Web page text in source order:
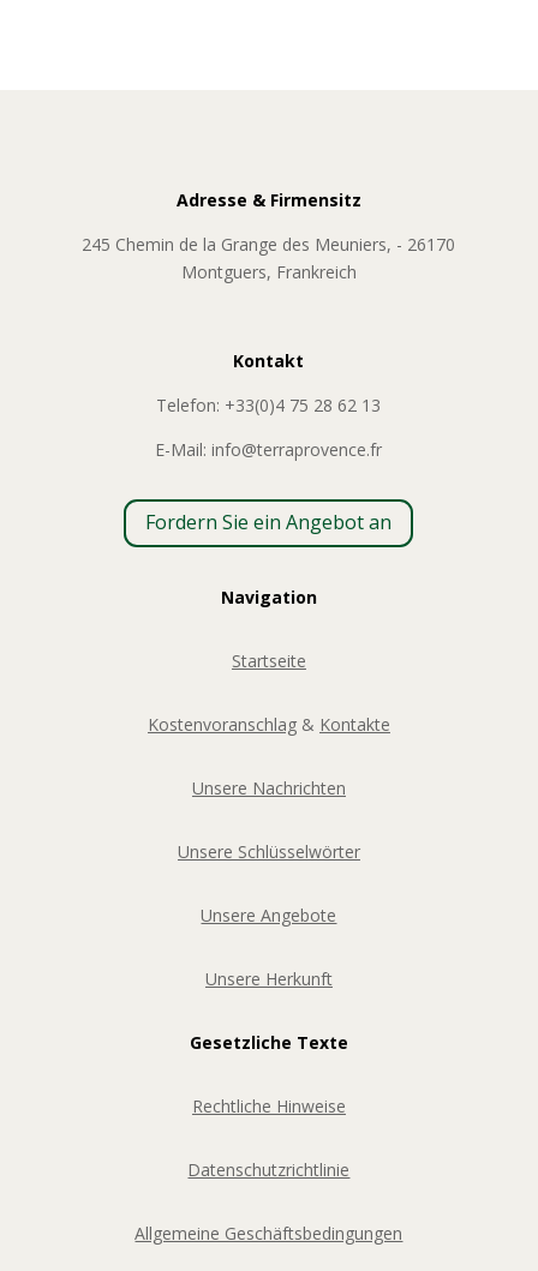
Adresse & Firmensitz
245 Chemin de la Grange des Meuniers, - 26170
Montguers, Frankreich
Kontakt
Telefon: +33(0)4 75 28 62 13
E-Mail: info@terraprovence.fr
Fordern Sie ein Angebot an
Navigation
Startseite
Kostenvoranschlag& Kontakte
Unsere Nachrichten
Unsere Schlüsselwörter
Unsere Angebote
Unsere Herkunft
Gesetzliche Texte
Rechtliche Hinweise
Datenschutzrichtlinie
Allgemeine Geschäftsbedingungen